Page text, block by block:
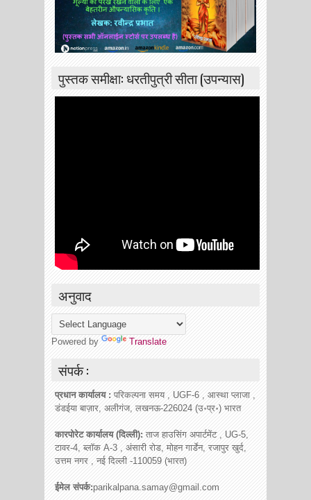
पुस्तक समीक्षा: धरतीपुत्री सीता (उपन्यास)
अनुवाद
Powered by Translate
संपर्क :
प्रधान कार्यालय : परिकल्पना समय , UGF-6 , आस्था प्लाजा ,
डंडईया बाज़ार, अलीगंज, लखनऊ-226024 (उ॰प्र॰) भारत
कारपोरेट कार्यालय (दिल्ली): ताज हाउसिंग अपार्टमेंट , UG-5,
टावर-4, ब्लॉक A-3 , अंसारी रोड, मोहन गार्डेन, रजापुर खुर्द,
उत्तम नगर , नई दिल्ली -110059 (भारत)
ईमेल संपर्क:parikalpana.samay@gmail.com